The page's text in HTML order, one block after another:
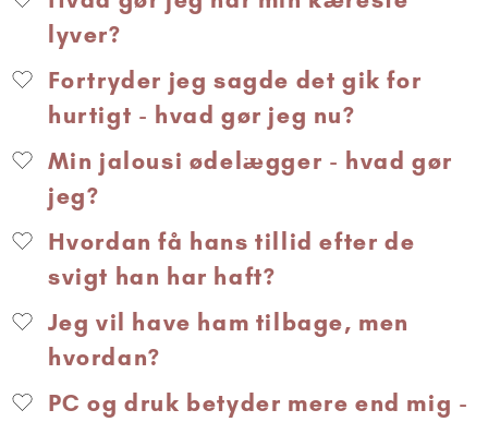
lyver?
Fortryder jeg sagde det gik for
hurtigt - hvad gør jeg nu?
Min jalousi ødelægger - hvad gør
jeg?
Hvordan få hans tillid efter de
svigt han har haft?
Jeg vil have ham tilbage, men
hvordan?
PC og druk betyder mere end mig -